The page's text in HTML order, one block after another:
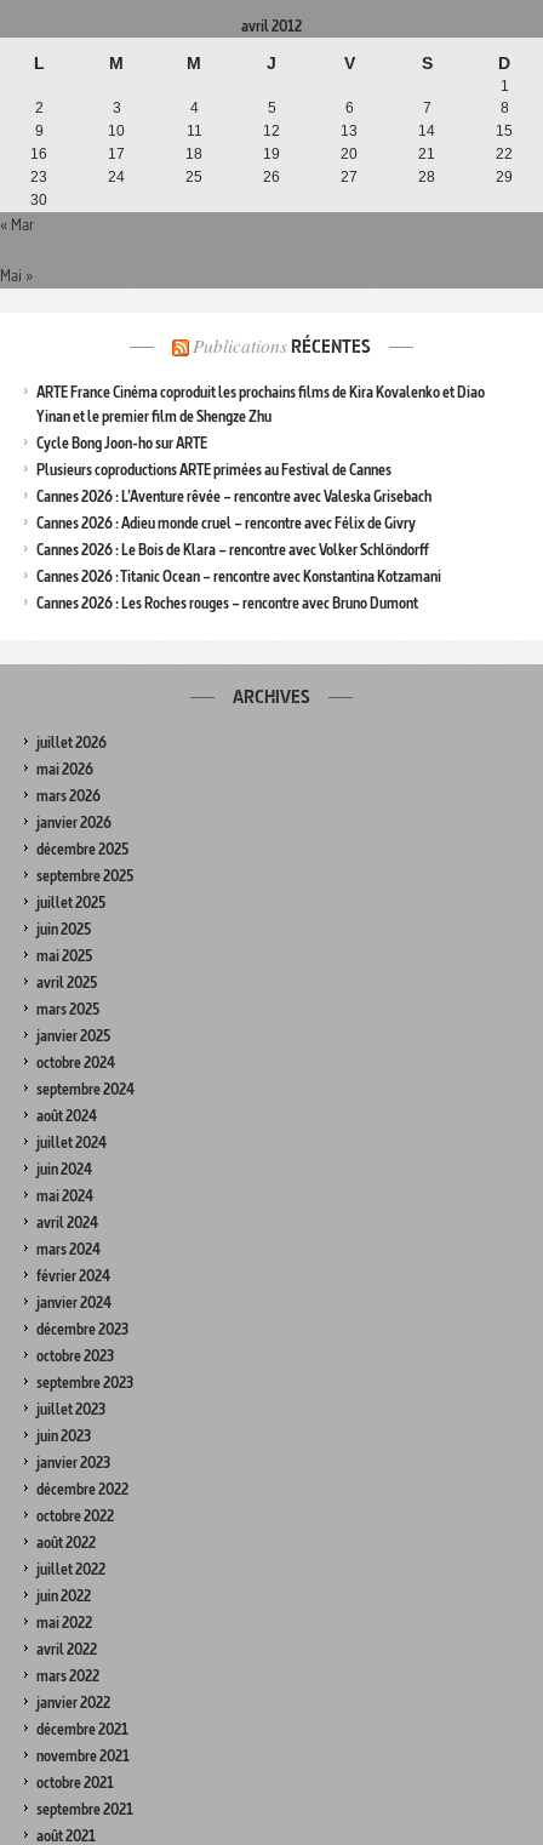
avril 2012
L M M J V S D
1
2
3 4 5 6 7
8
9
10 11 12 13 14
15
16
17 18 19 20 21
22
23
24 25 26 27 28
29
30
« Mar
Mai »
Publications RÉCENTES
ARTE France Cinéma coproduit les prochains films de Kira Kovalenko et Diao
Yinan et le premier film de Shengze Zhu
Cycle Bong Joon-ho sur ARTE
Plusieurs coproductions ARTE primées au Festival de Cannes
Cannes 2026 : L’Aventure rêvée – rencontre avec Valeska Grisebach
Cannes 2026 : Adieu monde cruel – rencontre avec Félix de Givry
Cannes 2026 : Le Bois de Klara – rencontre avec Volker Schlöndorff
Cannes 2026 : Titanic Ocean – rencontre avec Konstantina Kotzamani
Cannes 2026 : Les Roches rouges – rencontre avec Bruno Dumont
ARCHIVES
juillet 2026
mai 2026
mars 2026
janvier 2026
décembre 2025
septembre 2025
juillet 2025
juin 2025
mai 2025
avril 2025
mars 2025
janvier 2025
octobre 2024
septembre 2024
août 2024
juillet 2024
juin 2024
mai 2024
avril 2024
mars 2024
février 2024
janvier 2024
décembre 2023
octobre 2023
septembre 2023
juillet 2023
juin 2023
janvier 2023
décembre 2022
octobre 2022
août 2022
juillet 2022
juin 2022
mai 2022
avril 2022
mars 2022
janvier 2022
décembre 2021
novembre 2021
octobre 2021
septembre 2021
août 2021